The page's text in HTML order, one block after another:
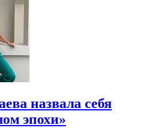
назвала себя
эпохи»